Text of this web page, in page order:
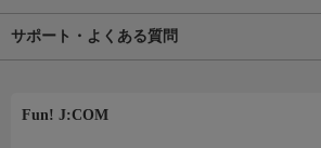
サポート・よくある質問
Fun! J:COM